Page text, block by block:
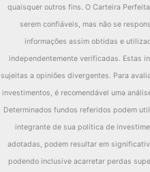
quaisquer outros fins. O Carteira
serem confiáveis, mas não se
informações assim obtidas e
independentemente verificadas. Estas
sujeitas a opiniões divergentes. Para
investimentos, é recomendável uma
Determinados fundos referidos podem
integrante de sua política de
adotadas, podem resultar em
podendo inclusive acarretar perdas